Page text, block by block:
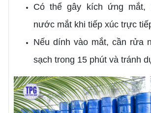
Có thể gây kích ứng mắt,
nước mắt khi tiếp xúc trực
Nếu dính vào mắt, cần rửa
sạch trong 15 phút và tránh